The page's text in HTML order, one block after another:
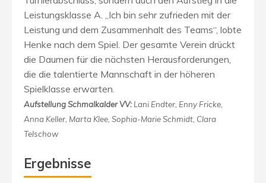
Leistungsklasse A. „Ich bin sehr zufrieden mit der
Leistung und dem Zusammenhalt des Teams“, lobte
Henke nach dem Spiel. Der gesamte Verein drückt
die Daumen für die nächsten Herausforderungen,
die die talentierte Mannschaft in der höheren
Spielklasse erwarten.
Aufstellung Schmalkalder VV: Lani Endter, Enny Fricke,
Anna Keller, Marta Klee, Sophia-Marie Schmidt, Clara
Telschow
Ergebnisse